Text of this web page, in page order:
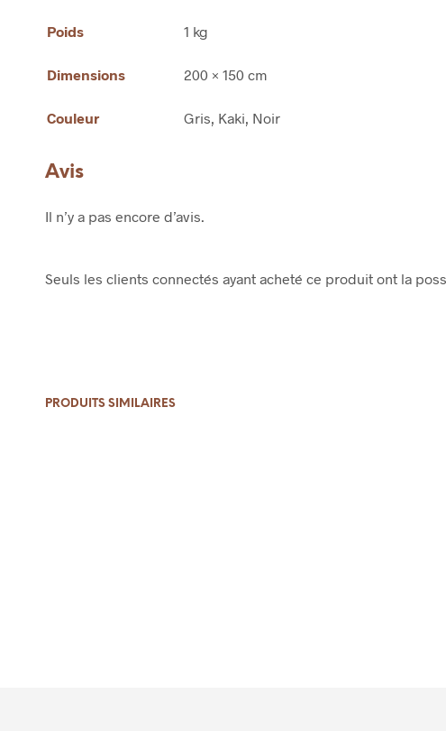
Poids 1 kg
Dimensions 200 × 150 cm
Couleur Gris, Kaki, Noir
Avis
Il n’y a pas encore d’avis.
Seuls les clients connectés ayant acheté ce produit ont la
PRODUITS SIMILAIRES